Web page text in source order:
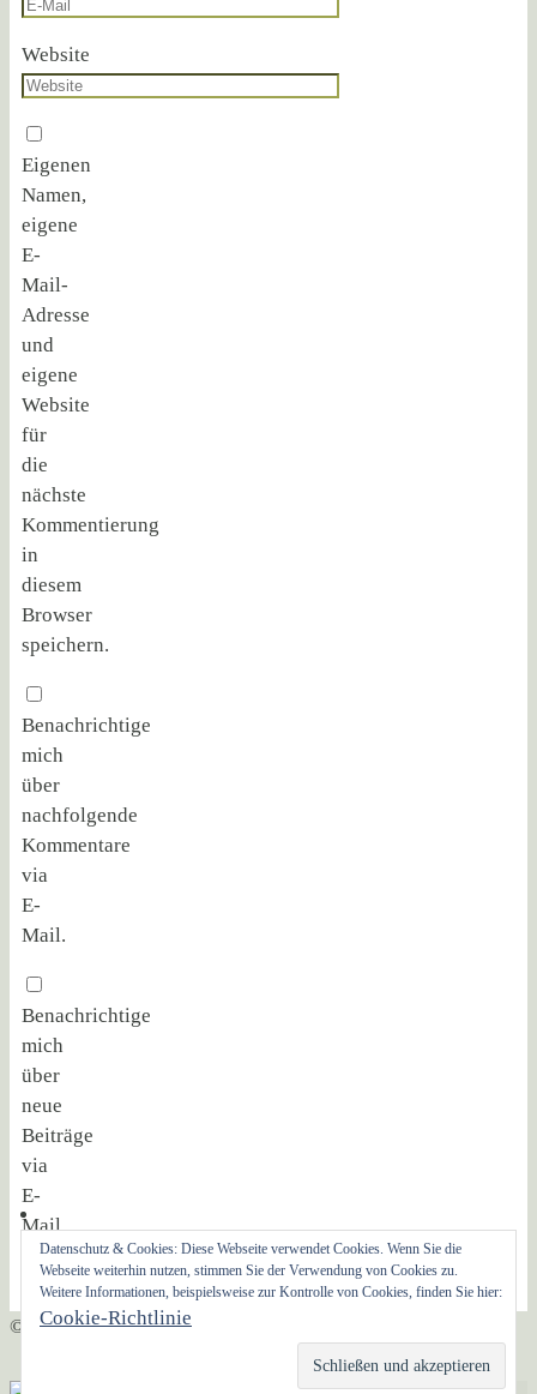
Website
Eigenen
Namen,
eigene
E-
Mail-
Adresse
und
eigene
Website
für
die
nächste
Kommentierung
in
diesem
Browser
speichern.
Benachrichtige
mich
über
nachfolgende
Kommentare
via
E-
Mail.
Benachrichtige
mich
über
neue
Beiträge
via
E-
Mail.
© AG Christliche Sozialethik 2021
&WordPress.
Datenschutz & Cookies: Diese Webseite verwendet Cookies. Wenn Sie die
Webseite weiterhin nutzen, stimmen Sie der Verwendung von Cookies zu.
Weitere Informationen, beispielsweise zur Kontrolle von Cookies, finden Sie hier:
Cookie-Richtlinie